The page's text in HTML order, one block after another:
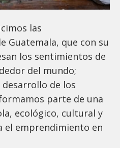
las
Guatemala, que con su
los sentimientos de
del mundo;
de los
parte de una
ecológico, cultural y
el emprendimiento en